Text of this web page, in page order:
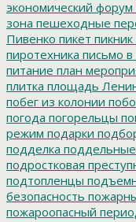
экономический форум
зона пешеходные
Пивенко пикет пикник
пиротехника письмо
питание план
плитка площадь
побег из колонии
погода погорельцы
режим подарки
подделка поддельные
подростковая
подтопленцы
безопасность
пожароопасный